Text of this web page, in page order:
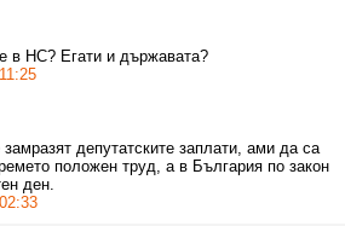
в НС? Егати и държавата?
депутатските заплати, ами да са
положен труд, а в България по закон
ден.